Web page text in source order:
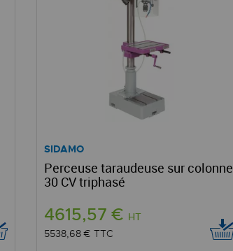
SIDAMO
Perceuse taraudeuse sur colonne
30 CV triphasé
4615,57 € HT
5538,68 € TTC